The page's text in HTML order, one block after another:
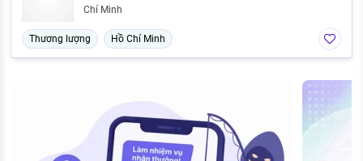
Chí Minh
Thương lượng Hồ Chí Minh